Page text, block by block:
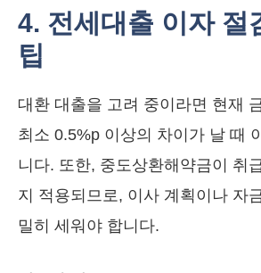
4. 전세대출 이자 절
팁
대환 대출을 고려 중이라면 현재
최소 0.5%p 이상의 차이가 날 때
니다. 또한, 중도상환해약금이 취
지 적용되므로, 이사 계획이나 자
밀히 세워야 합니다.